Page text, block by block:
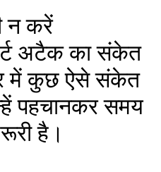
न करें
अटैक का संकेत
में कुछ ऐसे संकेत
पहचानकर समय
है।